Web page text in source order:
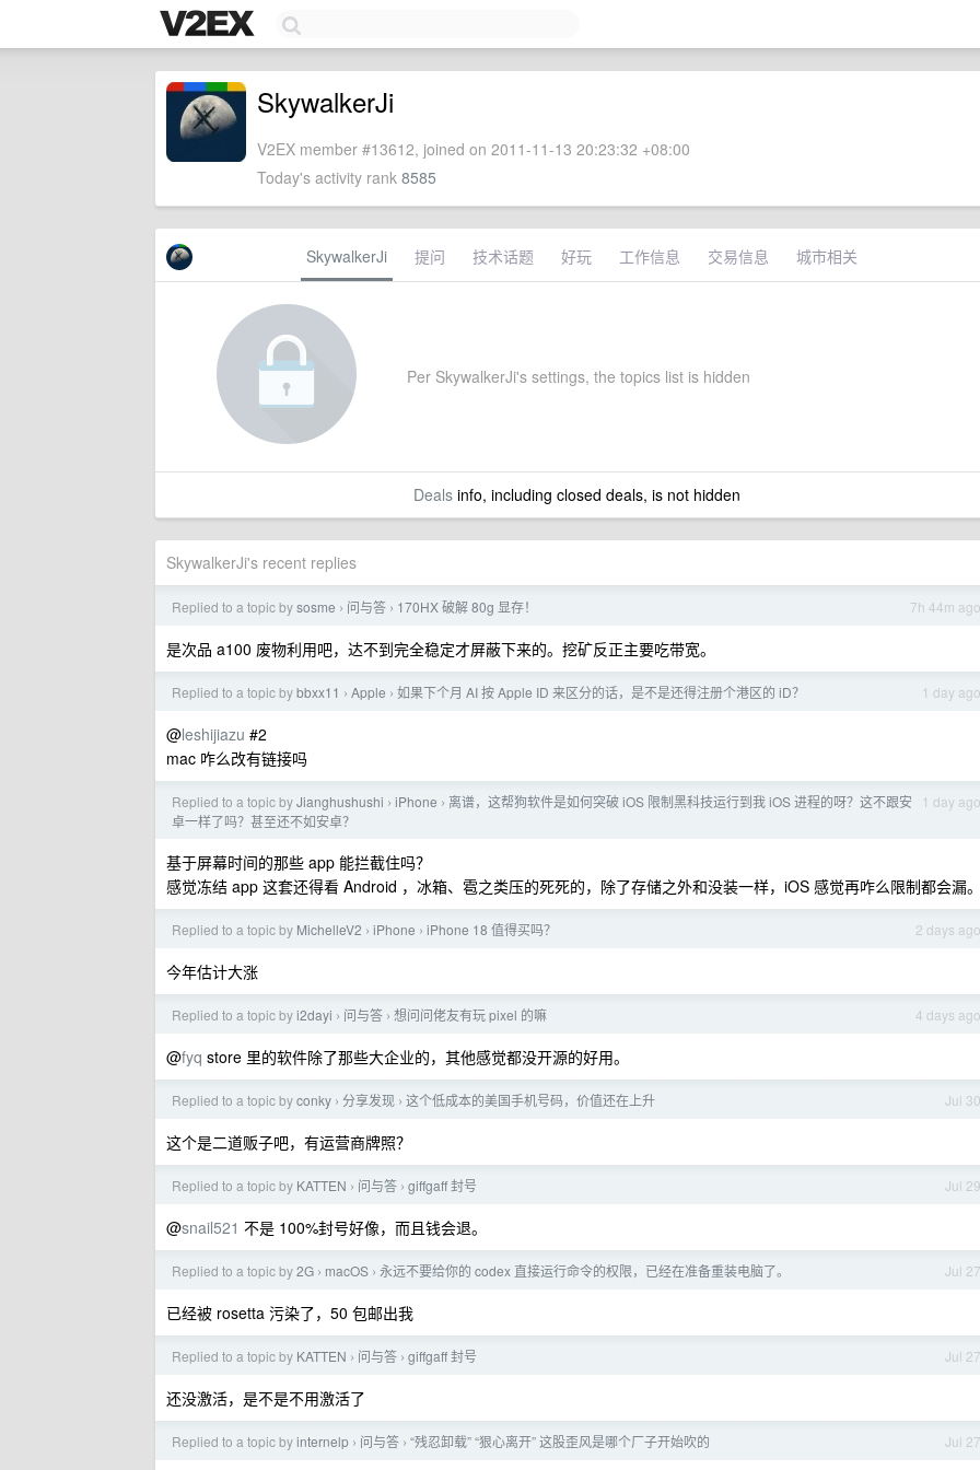
SkywalkerJi
V2EX member #13612, joined on 2011-11-13 20:23:32 +08:00
Today's activity rank 8585
SkywalkerJi 提问 技术话题 好玩 工作信息 交易信息 城市相关
Per SkywalkerJi's settings, the topics list is hidden
Dealsinfo, including closed deals, is not hidden
SkywalkerJi's recent replies
7h 44m ago
Replied to a topic bysosme › 问与答 › 170HX 破解 80g 显存！
是次品 a100 废物利用吧，达不到完全稳定才屏蔽下来的。挖矿反正主要吃带宽。
1 day ago
Replied to a topic bybbxx11 › Apple › 如果下个月 AI 按 Apple ID 来区分的话，是不是还得注册个港区的 iD？
@leshijiazu #2
mac 咋么改有链接吗
1 day ago
Replied to a topic byJianghushushi › iPhone › 离谱，这帮狗软件是如何突破 iOS 限制黑科技运行到我 iOS 进程的呀？这不跟安
卓一样了吗？甚至还不如安卓？
基于屏幕时间的那些 app 能拦截住吗？
感觉冻结 app 这套还得看 Android ，冰箱、雹之类压的死死的，除了存储之外和没装一样，iOS 感觉再咋么限制都会漏。
2 days ago
Replied to a topic by MichelleV2 › iPhone › iPhone 18 值得买吗？
今年估计大涨
4 days ago
Replied to a topic byi2dayi › 问与答 › 想问问佬友有玩 pixel 的嘛
@fyq store 里的软件除了那些大企业的，其他感觉都没开源的好用。
Jul 30
Replied to a topic byconky › 分享发现 › 这个低成本的美国手机号码，价值还在上升
这个是二道贩子吧，有运营商牌照？
Jul 29
Replied to a topic by KATTEN › 问与答 › giffgaff 封号
@snail521 不是 100%封号好像，而且钱会退。
Jul 27
Replied to a topic by2G › macOS › 永远不要给你的 codex 直接运行命令的权限，已经在准备重装电脑了。
已经被 rosetta 污染了，50 包邮出我
Jul 27
Replied to a topic by KATTEN › 问与答 › giffgaff 封号
还没激活，是不是不用激活了
Jul 27
Replied to a topic byinternelp › 问与答 › “残忍卸载” “狠心离开” 这股歪风是哪个厂子开始吹的